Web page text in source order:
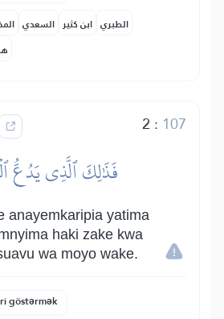
السعدي ابن كثير الطبري
2 : 107
فَذَٰلِكَ ٱلَّذِي يَدُعُّ
anayemkaripia yatima
haki zake kwa
wa moyo wake.
göstərmək